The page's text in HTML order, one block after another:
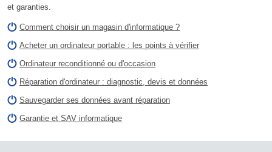
et garanties.
Comment choisir un magasin d'informatique ?
Acheter un ordinateur portable : les points à vérifier
Ordinateur reconditionné ou d'occasion
Réparation d'ordinateur : diagnostic, devis et données
Sauvegarder ses données avant réparation
Garantie et SAV informatique